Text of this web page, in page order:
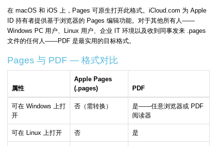
在 macOS 和 iOS 上，Pages 可原生打开此格式。iCloud.com 为 Apple
ID 持有者提供基于浏览器的 Pages 编辑功能。对于其他所有人——
Windows PC 用户、Linux 用户、企业 IT 环境以及收到同事发来 .pages
文件的任何人——PDF 是最实用的目标格式。
Pages 与 PDF — 格式对比
属性
Apple Pages
(.pages)
PDF
可在 Windows 上打
开
否（需转换）
是——任意浏览器或 PDF
阅读器
可在 Linux 上打开 否 是